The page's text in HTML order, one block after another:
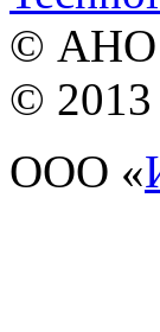
© АНО
© 2013
ООО «